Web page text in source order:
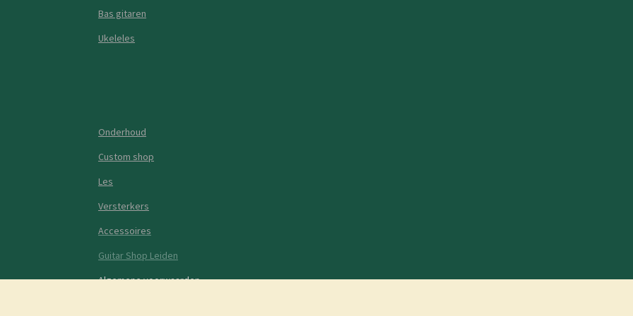
Bas gitaren
Ukeleles
Onderhoud
Custom shop
Les
Versterkers
Accessoires
Guitar Shop Leiden
Algemene voorwaarden